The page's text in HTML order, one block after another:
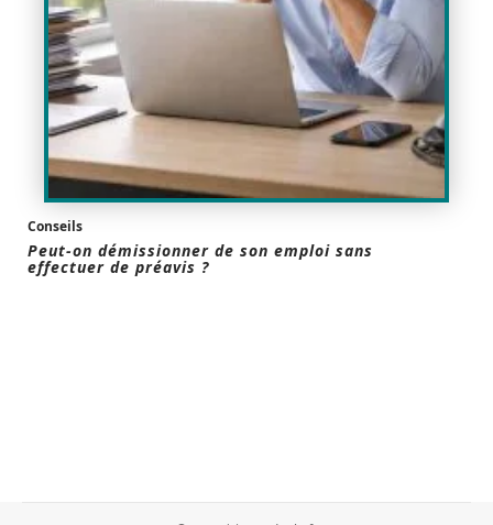
Conseils
Peut-on démissionner de son emploi sans
effectuer de préavis ?